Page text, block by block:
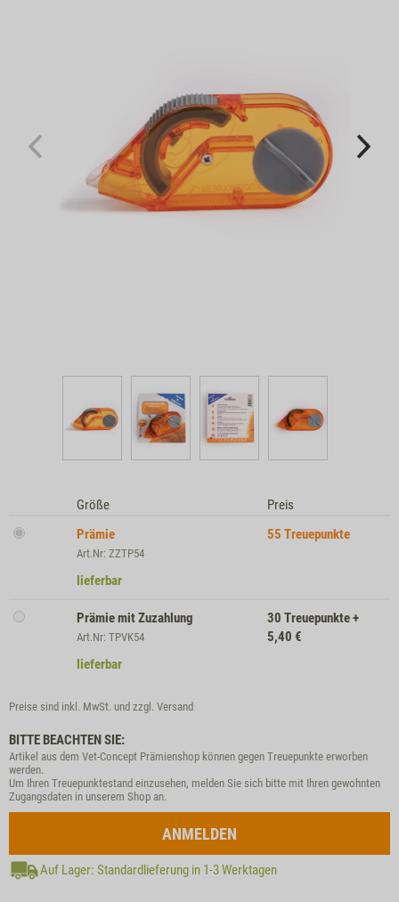
Größe
Preis
Prämie
Art.Nr: ZZTP54
55 Treuepunkte
lieferbar
Prämie mit Zuzahlung
Art.Nr: TPVK54
30 Treuepunkte+
5,40 €
lieferbar
Preise sind inkl. MwSt. und zzgl. Versand
BITTE BEACHTEN SIE:
Artikel aus dem Vet-Concept Prämienshop können gegen Treuepunkte erworben
werden.
Um Ihren Treuepunktestand einzusehen, melden Sie sich bitte mit Ihren gewohnten
Zugangsdaten in unserem Shop an.
ANMELDEN
Auf Lager: Standardlieferung in 1-3 Werktagen